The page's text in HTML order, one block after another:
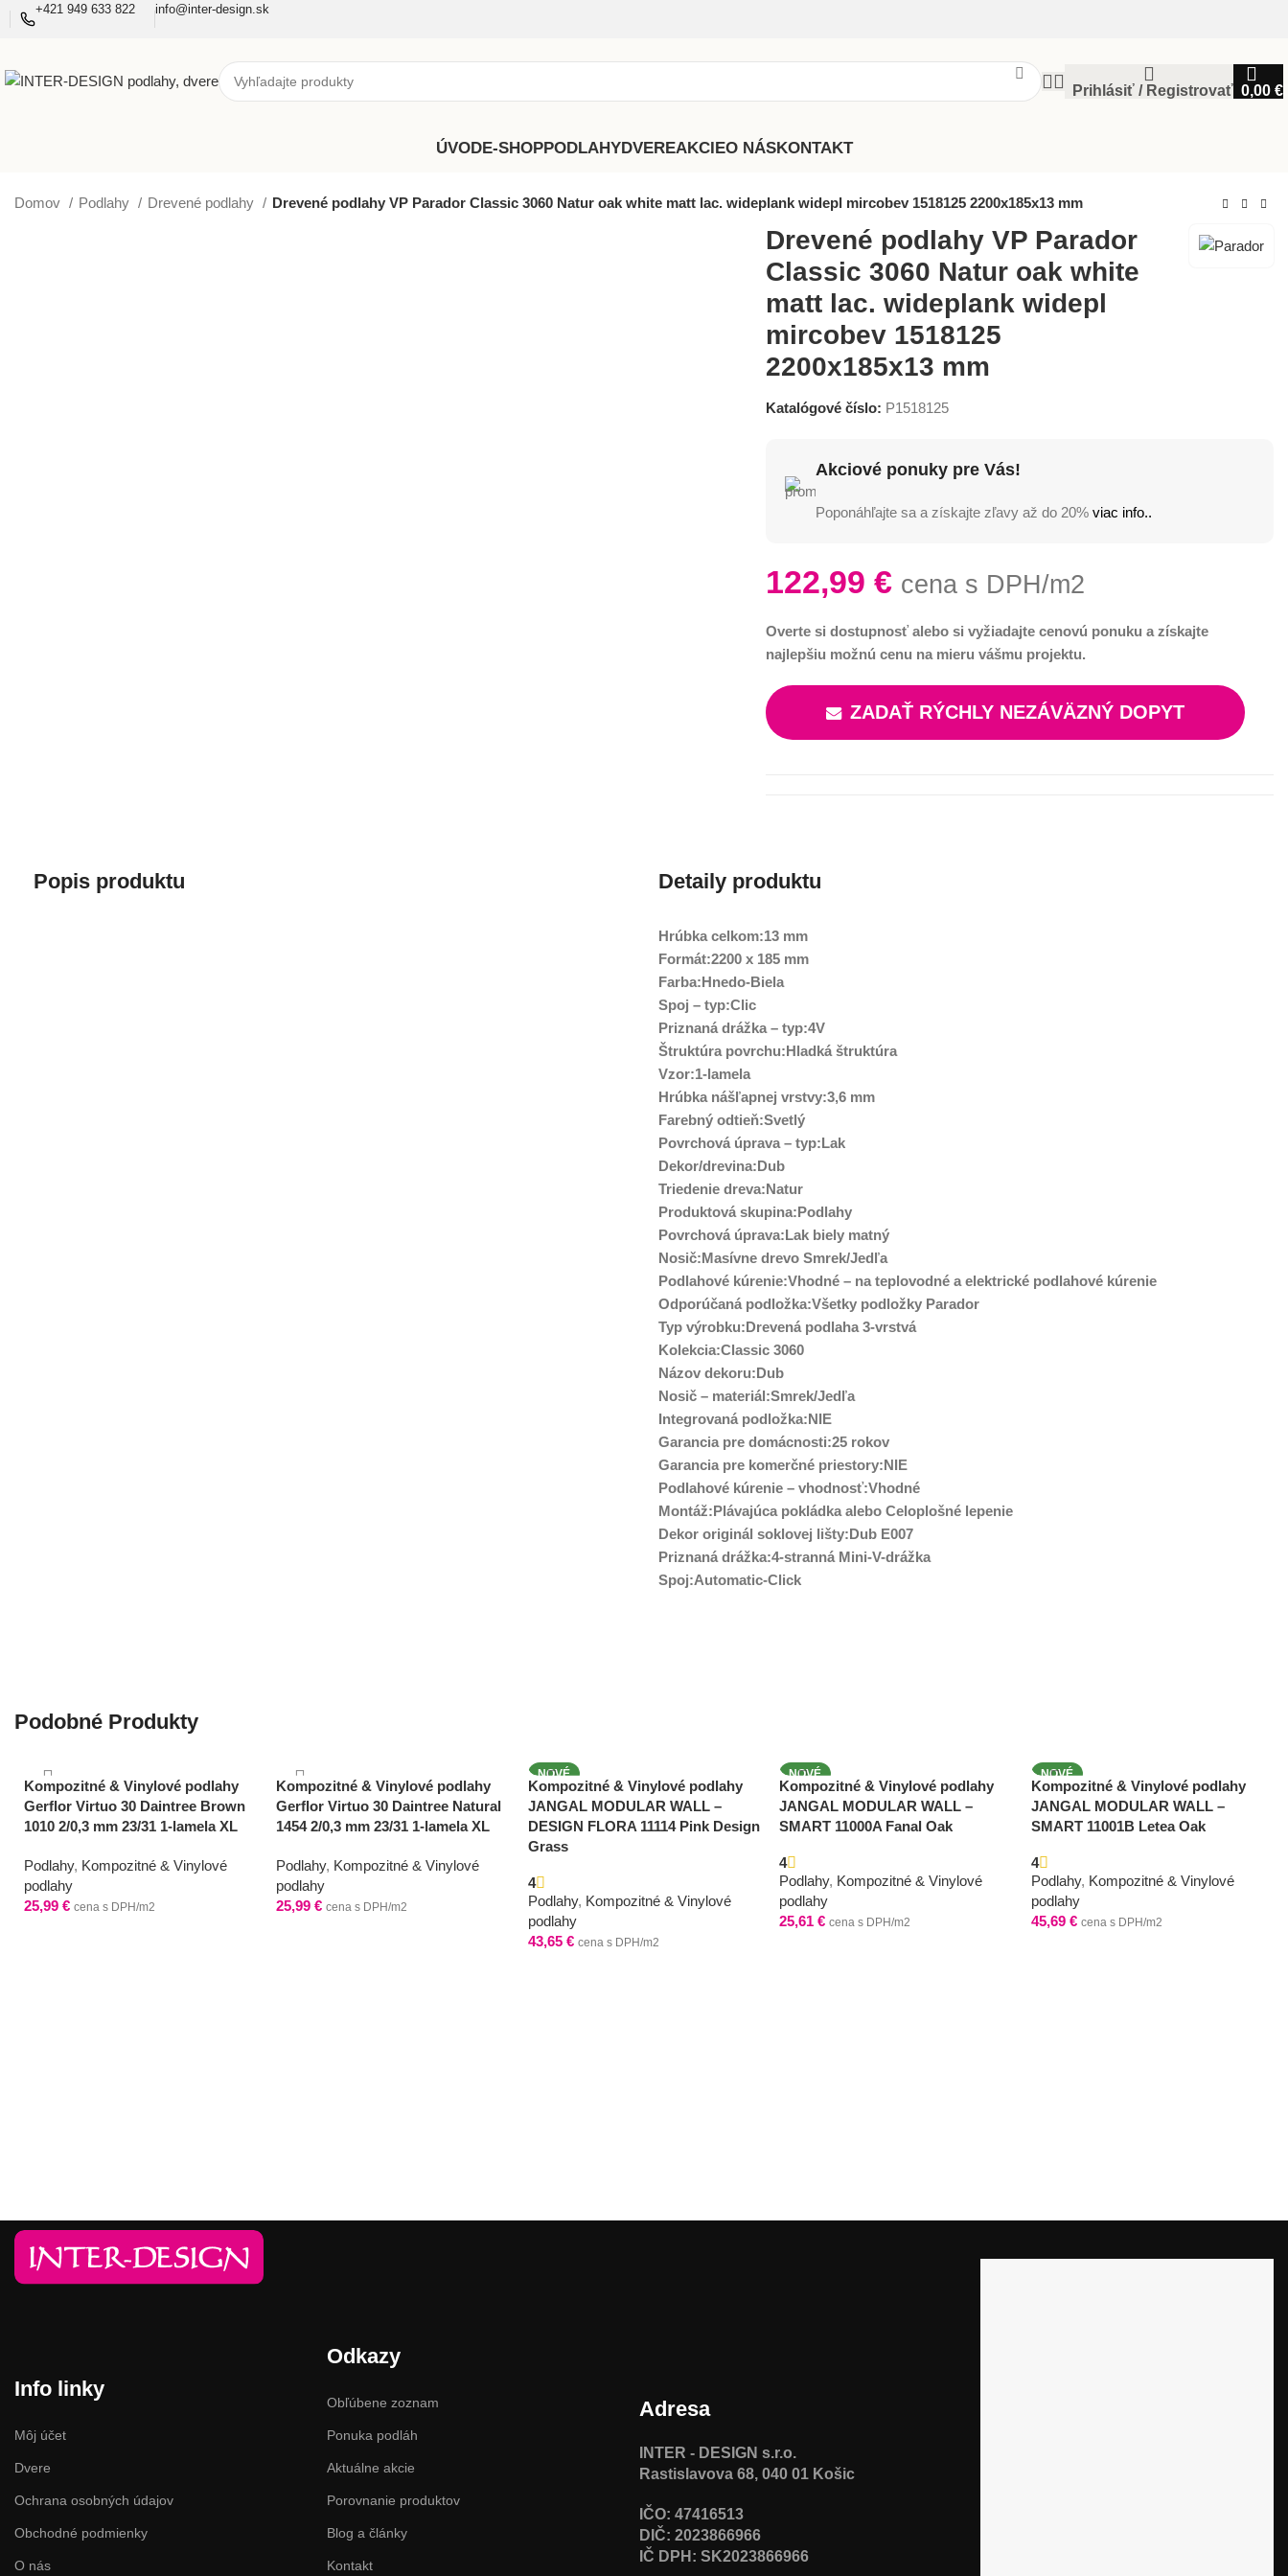
+421 949 633 822 info@inter-design.sk
Prihlásiť / Registrovať 0,00 €
ÚVODE-SHOPPODLAHYDVEREAKCIEO NÁSKONTAKT
Domov Podlahy Drevené podlahy Drevené podlahy VP Parador Classic 3060 Natur oak white matt lac. wideplank widepl mircobev 1518125 2200x185x13 mm
Drevené podlahy VP Parador
Classic 3060 Natur oak white
matt lac. wideplank widepl
mircobev 1518125
2200x185x13 mm
Katalógové číslo: P1518125
Akciové ponuky pre Vás!
Poponáhľajte sa a získajte zľavy až do 20% viac info..
122,99 € cena s DPH/m2
Overte si dostupnosť alebo si vyžiadajte cenovú ponuku a získajte
najlepšiu možnú cenu na mieru vášmu projektu.
ZADAŤ RÝCHLY NEZÁVÄZNÝ DOPYT
Popis produktu Detaily produktu
Hrúbka celkom:13 mm
Formát:2200 x 185 mm
Farba:Hnedo-Biela
Spoj – typ:Clic
Priznaná drážka – typ:4V
Štruktúra povrchu:Hladká štruktúra
Vzor:1-lamela
Hrúbka nášľapnej vrstvy:3,6 mm
Farebný odtieň:Svetlý
Povrchová úprava – typ:Lak
Dekor/drevina:Dub
Triedenie dreva:Natur
Produktová skupina:Podlahy
Povrchová úprava:Lak biely matný
Nosič:Masívne drevo Smrek/Jedľa
Podlahové kúrenie:Vhodné – na teplovodné a elektrické podlahové kúrenie
Odporúčaná podložka:Všetky podložky Parador
Typ výrobku:Drevená podlaha 3-vrstvá
Kolekcia:Classic 3060
Názov dekoru:Dub
Nosič – materiál:Smrek/Jedľa
Integrovaná podložka:NIE
Garancia pre domácnosti:25 rokov
Garancia pre komerčné priestory:NIE
Podlahové kúrenie – vhodnosť:Vhodné
Montáž:Plávajúca pokládka alebo Celoplošné lepenie
Dekor originál soklovej lišty:Dub E007
Priznaná drážka:4-stranná Mini-V-drážka
Spoj:Automatic-Click
Podobné Produkty
Kompozitné & Vinylové podlahy
Gerflor Virtuo 30 Daintree Brown
1010 2/0,3 mm 23/31 1-lamela XL
Podlahy, Kompozitné & Vinylové
podlahy
25,99 € cena s DPH/m2
Kompozitné & Vinylové podlahy
Gerflor Virtuo 30 Daintree Natural
1454 2/0,3 mm 23/31 1-lamela XL
Podlahy, Kompozitné & Vinylové
podlahy
25,99 € cena s DPH/m2
NOVÉ
Kompozitné & Vinylové podlahy
JANGAL MODULAR WALL –
DESIGN FLORA 11114 Pink Design
Grass
4
Podlahy, Kompozitné & Vinylové
podlahy
43,65 € cena s DPH/m2
NOVÉ
Kompozitné & Vinylové podlahy
JANGAL MODULAR WALL –
SMART 11000A Fanal Oak
4
Podlahy, Kompozitné & Vinylové
podlahy
25,61€ cena s DPH/m2
NOVÉ
Kompozitné & Vinylové podlahy
JANGAL MODULAR WALL –
SMART 11001B Letea Oak
4
Podlahy, Kompozitné & Vinylové
podlahy
45,69€ cena s DPH/m2
Info linky
Môj účet
Dvere
Ochrana osobných údajov
Obchodné podmienky
O nás
Odkazy
Obľúbene zoznam
Ponuka podláh
Aktuálne akcie
Porovnanie produktov
Blog a články
Kontakt
Adresa
INTER - DESIGN s.r.o.
Rastislavova 68, 040 01 Košic
IČO: 47416513
DIČ: 2023866966
IČ DPH: SK2023866966